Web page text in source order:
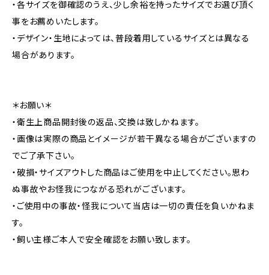
・各サイズを御確認のうえ、少し余裕を持ったサイズでお選び頂く
事をお薦めいたします。
・デザイン・生地によっては、普段着用しているサイズとは異なる
場合があります。
＊お願い＊
・衛生上商品開封後の返品、交換は致しかねます。
・画像は実際の商品とイメージが若干異なる場合がございますの
でご了承下さい。
・破損・サイズアウトした商品はご使用を中止してください。思わ
ぬ事故やお怪我につながる恐れがございます。
・ご使用中の事故・怪我について当店は一切の責任を負いかねま
す。
・飼い主様ご本人で安全確認をお願い致します。